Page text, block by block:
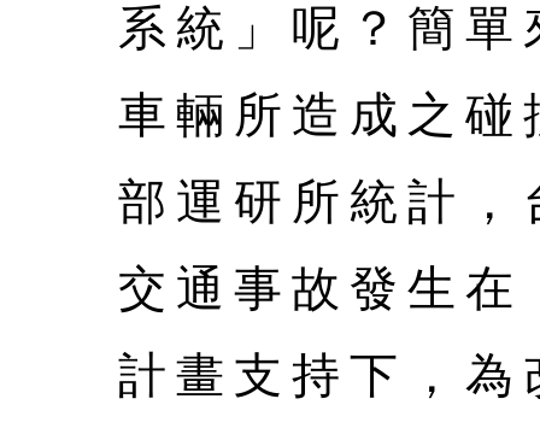
系統」呢？簡單
車輛所造成之碰
部運研所統計，
交通事故發生
計畫支持下，為